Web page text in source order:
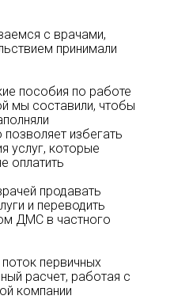
с врачами,
принимали
пособия по работе
мы составили, чтобы
избегать
услуг, которые
оплатить
продавать
и переводить
ДМС в частного
первичных
расчет, работая с
компании